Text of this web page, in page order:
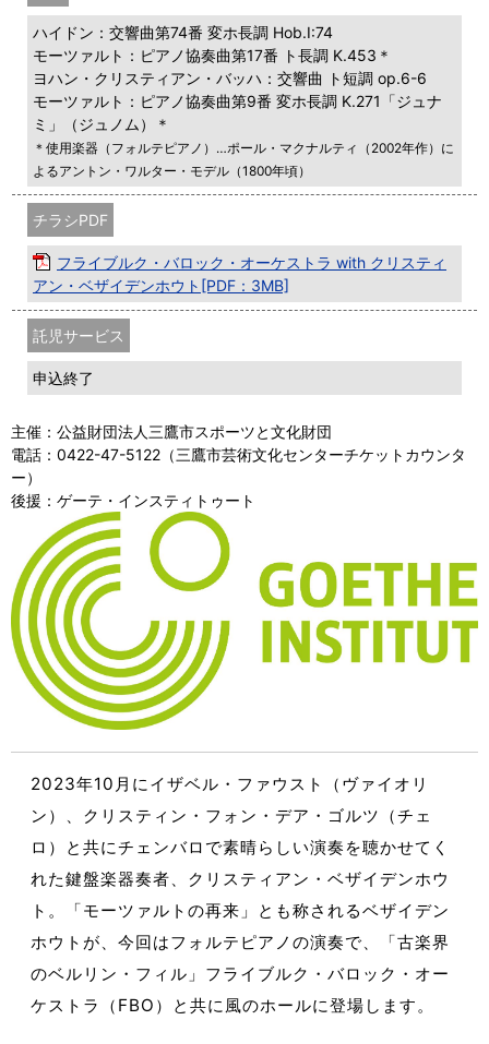
ハイドン：交響曲第74番 変ホ長調 Hob.I:74
モーツァルト：ピアノ協奏曲第17番 ト長調 K.453＊
ヨハン・クリスティアン・バッハ：交響曲 ト短調 op.6-6
モーツァルト：ピアノ協奏曲第9番 変ホ長調 K.271「ジュナ
ミ」（ジュノム）＊
＊使用楽器（フォルテピアノ）…ポール・マクナルティ（2002年作）に
よるアントン・ワルター・モデル（1800年頃）
チラシPDF
フライブルク・バロック・オーケストラ with クリスティ
アン・ベザイデンホウト[PDF：3MB]
託児サービス
申込終了
主催：公益財団法人三鷹市スポーツと文化財団
電話：0422-47-5122（三鷹市芸術文化センターチケットカウンタ
ー）
後援：ゲーテ・インスティトゥート
2023年10月にイザベル・ファウスト（ヴァイオリ
ン）、クリスティン・フォン・デア・ゴルツ（チェ
ロ）と共にチェンバロで素晴らしい演奏を聴かせてく
れた鍵盤楽器奏者、クリスティアン・ベザイデンホウ
ト。「モーツァルトの再来」とも称されるベザイデン
ホウトが、今回はフォルテピアノの演奏で、「古楽界
のベルリン・フィル」フライブルク・バロック・オー
ケストラ（FBO）と共に風のホールに登場します。